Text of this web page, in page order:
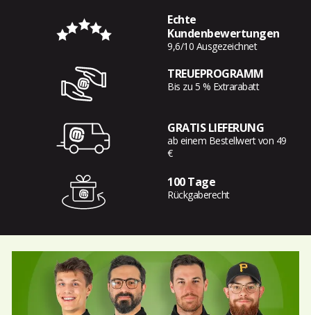
Echte
Kundenbewertungen
9,6/10 Ausgezeichnet
TREUEPROGRAMM
Bis zu 5 % Extrarabatt
GRATIS LIEFERUNG
ab einem Bestellwert von 49
€
100 Tage
Rückgaberecht